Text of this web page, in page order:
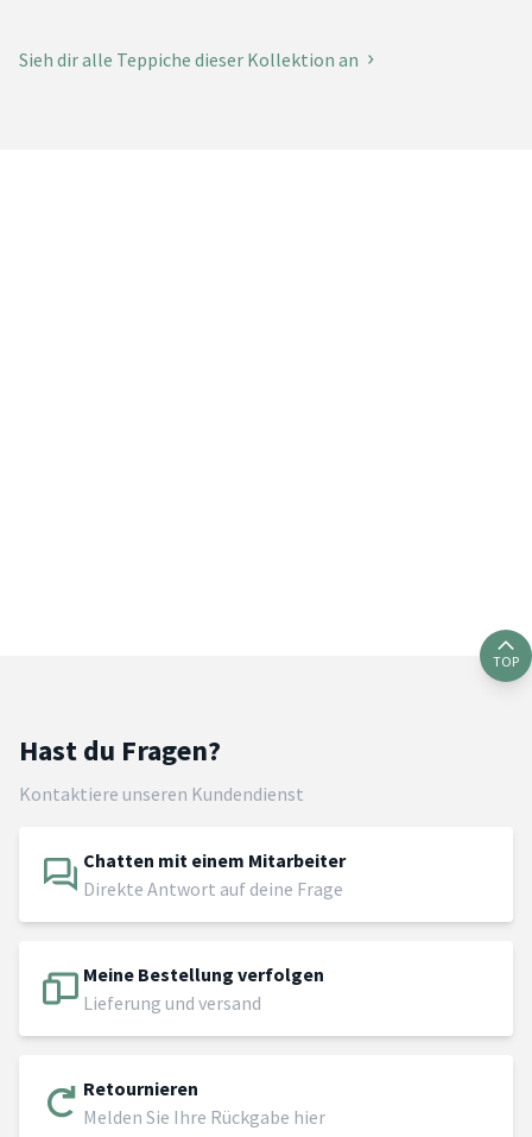
Sieh dir alle Teppiche dieser Kollektion an
TOP
Hast du Fragen?
Kontaktiere unseren Kundendienst
Chatten mit einem Mitarbeiter
Direkte Antwort auf deine Frage
Meine Bestellung verfolgen
Lieferung und versand
Retournieren
Melden Sie Ihre Rückgabe hier